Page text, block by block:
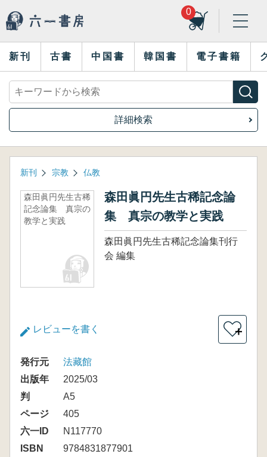
0
新刊 古書 中国書 韓国書 電子書籍
詳細検索
新刊 宗教 仏教
森田眞円先生古稀
記念論集 真宗の
教学と実践
森田眞円先生古稀記念論
集 真宗の教学と実践
森田眞円先生古稀記念論集刊行
会 編集
レビューを書く ＋
発行元
法藏館
出版年
2025/03
判
A5
ページ
405
六一ID
N117770
ISBN
9784831877901